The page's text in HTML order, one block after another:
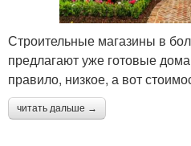
Строительные магазины в
предлагают уже готовые
правило, низкое, а вот
читать дальше →